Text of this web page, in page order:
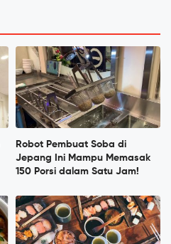
Robot Pembuat Soba di
Jepang Ini Mampu Memasak
150 Porsi dalam Satu Jam!